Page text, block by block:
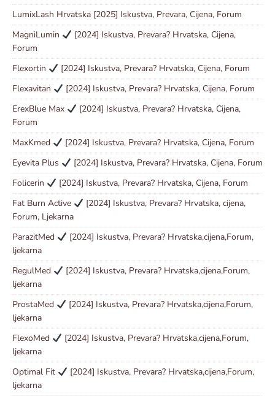
LumixLash Hrvatska [2025] Iskustva, Prevara, Cijena, Forum
MagniLumin
[2024] Iskustva, Prevara? Hrvatska, Cijena,
Forum
Flexortin
[2024] Iskustva, Prevara? Hrvatska, Cijena, Forum
Flexavitan
[2024] Iskustva, Prevara? Hrvatska, Cijena, Forum
ErexBlue Max
[2024] Iskustva, Prevara? Hrvatska, Cijena,
Forum
MaxKmed
[2024] Iskustva, Prevara? Hrvatska, Cijena, Forum
Eyevita Plus
[2024] Iskustva, Prevara? Hrvatska, Cijena, Forum
Folicerin
[2024] Iskustva, Prevara? Hrvatska, Cijena, Forum
Fat Burn Active
[2024] Iskustva, Prevara? Hrvatska, cijena,
Forum, Ljekarna
ParazitMed
[2024] Iskustva, Prevara? Hrvatska,cijena,Forum,
ljekarna
RegulMed
[2024] Iskustva, Prevara? Hrvatska,cijena,Forum,
ljekarna
ProstaMed
[2024] Iskustva, Prevara? Hrvatska,cijena,Forum,
ljekarna
FlexoMed
[2024] Iskustva, Prevara? Hrvatska,cijena,Forum,
ljekarna
Optimal Fit
[2024] Iskustva, Prevara? Hrvatska,cijena,Forum,
ljekarna